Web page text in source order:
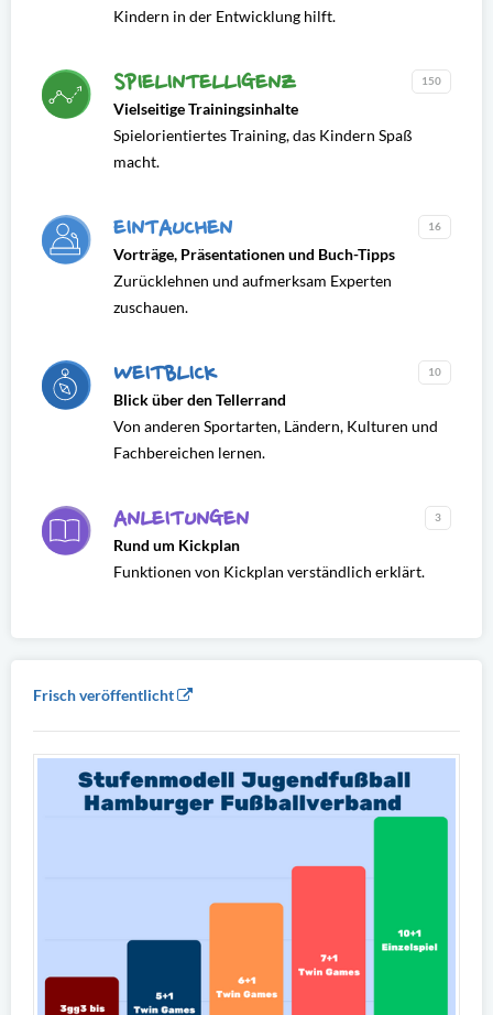
Kindern in der Entwicklung hilft.
SPIELINTELLIGENZ 150
Vielseitige Trainingsinhalte
Spielorientiertes Training, das Kindern Spaß
macht.
EINTAUCHEN 16
Vorträge, Präsentationen und Buch-Tipps
Zurücklehnen und aufmerksam Experten
zuschauen.
WEITBLICK 10
Blick über den Tellerrand
Von anderen Sportarten, Ländern, Kulturen und
Fachbereichen lernen.
ANLEITUNGEN 3
Rund um Kickplan
Funktionen von Kickplan verständlich erklärt.
Frisch veröffentlicht